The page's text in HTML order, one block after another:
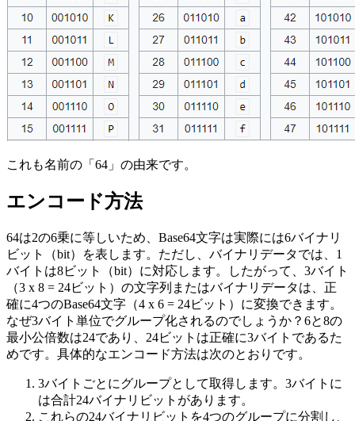
これも名前の「64」の由来です。
エンコード方法
64は2の6乗に等しいため、Base64文字は実際には6バイナリ
ビット（bit）を表します。ただし、バイナリデータでは、1
バイトは8ビット（bit）に対応します。したがって、3バイト
（3 x 8 = 24ビット）の文字列またはバイナリデータは、正
確に4つのBase64文字（4 x 6 = 24ビット）に変換できます。
なぜ3バイト単位でグループ化されるのでしょうか？6と8の
最小公倍数は24であり、24ビットは正確に3バイトであるた
めです。具体的なエンコード方法は次のとおりです。
3バイトごとにグループとして取得します。3バイトに
は合計24バイナリビットがあります。
これらの24バイナリビットを4つのグループに分割し、